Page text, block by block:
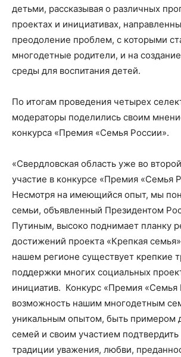
детьми, рассказывая о различных
проектах и инициативах,
преодоление проблем, с которыми
многодетные родители, и на
среды для воспитания детей.
По итогам проведения четырех
модераторы поделились своим
конкурса «Премия «Семья России».
«Свердловская область уже во
участие в конкурсе «Премия «Семья
Несмотря на имеющийся опыт, мы
семьи, объявленный Президентом
Путиным, высоко поднимает планку
достижений проекта «Крепкая
нашем регионе существует крепкие
поддержки многих социальных
инициатив. Конкурс «Премия «Семья
возможность нашим многодетным
уникальным опытом, быть примером
семей и своим участием подтвердить
традиции уважения, любви,